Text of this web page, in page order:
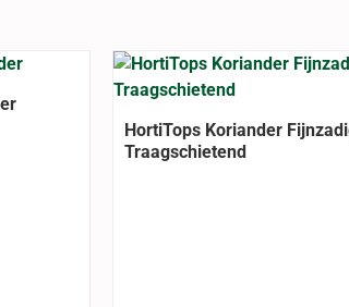
HortiTops Koriander
Traagschietend